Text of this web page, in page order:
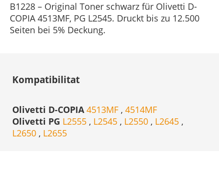
B1228 – Original Toner schwarz für Olivetti D-
COPIA 4513MF, PG L2545. Druckt bis zu 12.500
Seiten bei 5% Deckung.
Kompatibilitat
Olivetti D-COPIA4513MF , 4514MF
Olivetti PG L2555 , L2545 , L2550 , L2645 ,
L2650 , L2655